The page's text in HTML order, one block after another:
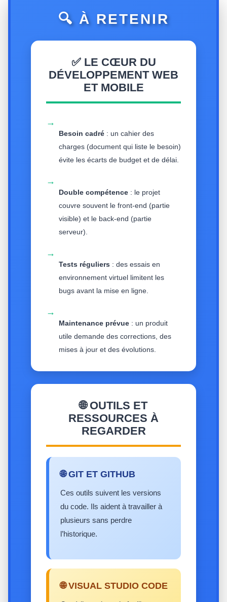
🔍 À RETENIR
✅ LE CŒUR DU
DÉVELOPPEMENT WEB
ET MOBILE
→
Besoin cadré : un cahier des
charges (document qui liste le besoin)
évite les écarts de budget et de délai.
→
Double compétence : le projet
couvre souvent le front-end (partie
visible) et le back-end (partie
serveur).
→
Tests réguliers : des essais en
environnement virtuel limitent les
bugs avant la mise en ligne.
→
Maintenance prévue : un produit
utile demande des corrections, des
mises à jour et des évolutions.
🌐 OUTILS ET
RESSOURCES À
REGARDER
🌐 GIT ET GITHUB
Ces outils suivent les versions
du code. Ils aident à travailler à
plusieurs sans perdre
l’historique.
🌐 VISUAL STUDIO CODE